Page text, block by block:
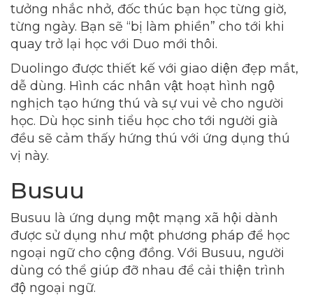
tưởng nhắc nhở, đốc thúc bạn học từng giờ,
từng ngày. Bạn sẽ “bị làm phiền” cho tới khi
quay trở lại học với Duo mới thôi.
Duolingo được thiết kế với giao diện đẹp mắt,
dễ dùng. Hình các nhân vật hoạt hình ngộ
nghịch tạo hứng thú và sự vui vẻ cho người
học. Dù học sinh tiểu học cho tới người già
đều sẽ cảm thấy hứng thú với ứng dụng thú
vị này.
Busuu
Busuu là ứng dụng một mạng xã hội dành
được sử dụng như một phương pháp để học
ngoại ngữ cho cộng đồng. Với Busuu, người
dùng có thể giúp đỡ nhau để cải thiện trình
độ ngoại ngữ.